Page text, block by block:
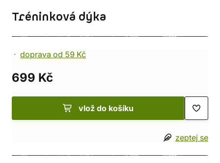
Tréninková dýka
doprava od 59 Kč
699 Kč
vlož do košíku
zeptej se